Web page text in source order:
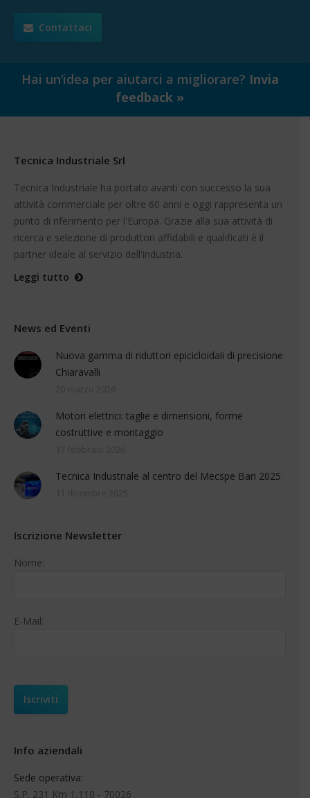
Contattaci
Hai un’idea per aiutarci a migliorare? Invia
feedback »
Tecnica Industriale Srl
Tecnica Industriale ha portato avanti con successo la sua
attività commerciale per oltre 60 anni e oggi rappresenta un
punto di riferimento per l'Europa. Grazie alla sua attività di
ricerca e selezione di produttori affidabili e qualificati è il
partner ideale al servizio dell'industria.
Leggi tutto
News ed Eventi
Nuova gamma di riduttori epicicloidali di precisione
Chiaravalli
Motori elettrici: taglie e dimensioni, forme
costruttive e montaggio
Tecnica Industriale al centro del Mecspe Bari 2025
Iscrizione Newsletter
Nome:
E-Mail:
Info aziendali
Sede operativa:
S.P. 231 Km 1,110 - 70026